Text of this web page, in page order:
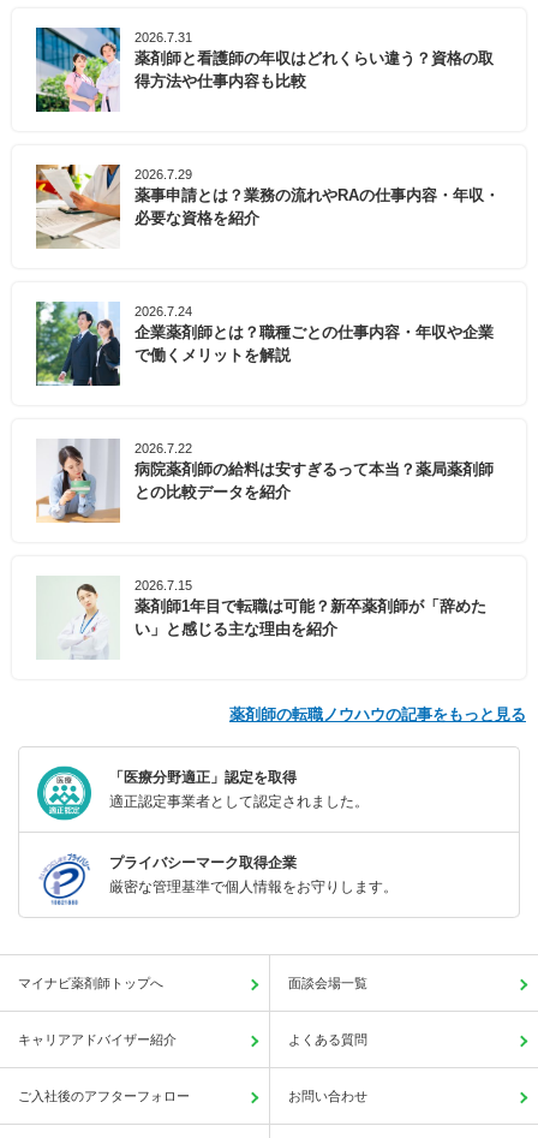
2026.7.31
薬剤師と看護師の年収はどれくらい違う？資格の取
得方法や仕事内容も比較
2026.7.29
薬事申請とは？業務の流れやRAの仕事内容・年収・
必要な資格を紹介
2026.7.24
企業薬剤師とは？職種ごとの仕事内容・年収や企業
で働くメリットを解説
2026.7.22
病院薬剤師の給料は安すぎるって本当？薬局薬剤師
との比較データを紹介
2026.7.15
薬剤師1年目で転職は可能？新卒薬剤師が「辞めた
い」と感じる主な理由を紹介
薬剤師の転職ノウハウの記事をもっと見る
「医療分野適正」認定を取得
適正認定事業者として認定されました。
プライバシーマーク取得企業
厳密な管理基準で個人情報をお守りします。
マイナビ薬剤師トップへ 面談会場一覧
キャリアアドバイザー紹介 よくある質問
ご入社後のアフターフォロー お問い合わせ